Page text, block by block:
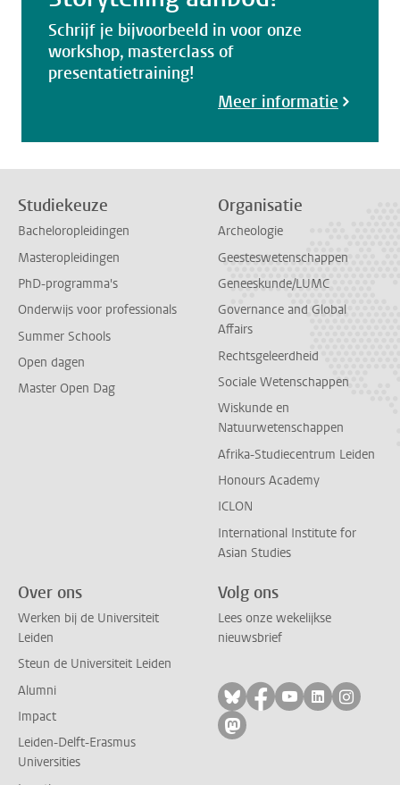
Schrijf je bijvoorbeeld in voor onze
workshop, masterclass of
presentatietraining!
Meer informatie
Studiekeuze
Bacheloropleidingen
Masteropleidingen
PhD-programma's
Onderwijs voor professionals
Summer Schools
Open dagen
Master Open Dag
Organisatie
Archeologie
Geesteswetenschappen
Geneeskunde/LUMC
Governance and Global
Affairs
Rechtsgeleerdheid
Sociale Wetenschappen
Wiskunde en
Natuurwetenschappen
Afrika-Studiecentrum Leiden
Honours Academy
ICLON
International Institute for
Asian Studies
Over ons
Werken bij de Universiteit
Leiden
Steun de Universiteit Leiden
Alumni
Impact
Leiden-Delft-Erasmus
Universities
Volg ons
Lees onze wekelijkse
nieuwsbrief
Volg ons op bluesky
Volg ons op
Volg ons op
Volg ons
Volg
Volg ons op mastodon